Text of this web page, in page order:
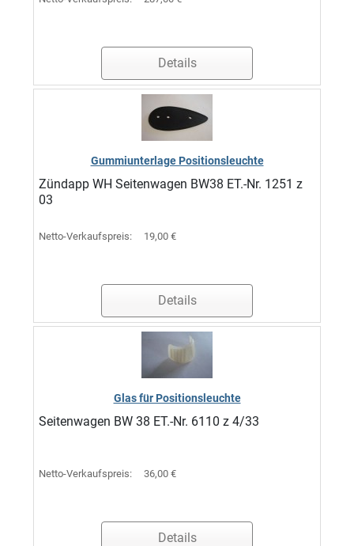
Details
Gummiunterlage Positionsleuchte
Zündapp WH Seitenwagen BW38 ET.-Nr. 1251 z
03
Netto-Verkaufspreis: 19,00 €
Details
Glas für Positionsleuchte
Seitenwagen BW 38 ET.-Nr. 6110 z 4/33
Netto-Verkaufspreis: 36,00 €
Details